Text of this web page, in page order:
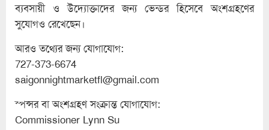
ব্যবসায়ী ও উদ্যোক্তাদের জন্য ভেন্ডর হিসেবে অংশগ্রহণের
সুযোগও রেখেছেন।
আরও তথ্যের জন্য যোগাযোগ:
727-373-6674
saigonnightmarketfl@gmail.com
স্পন্সর বা অংশগ্রহণ সংক্রান্ত যোগাযোগ:
Commissioner Lynn Su